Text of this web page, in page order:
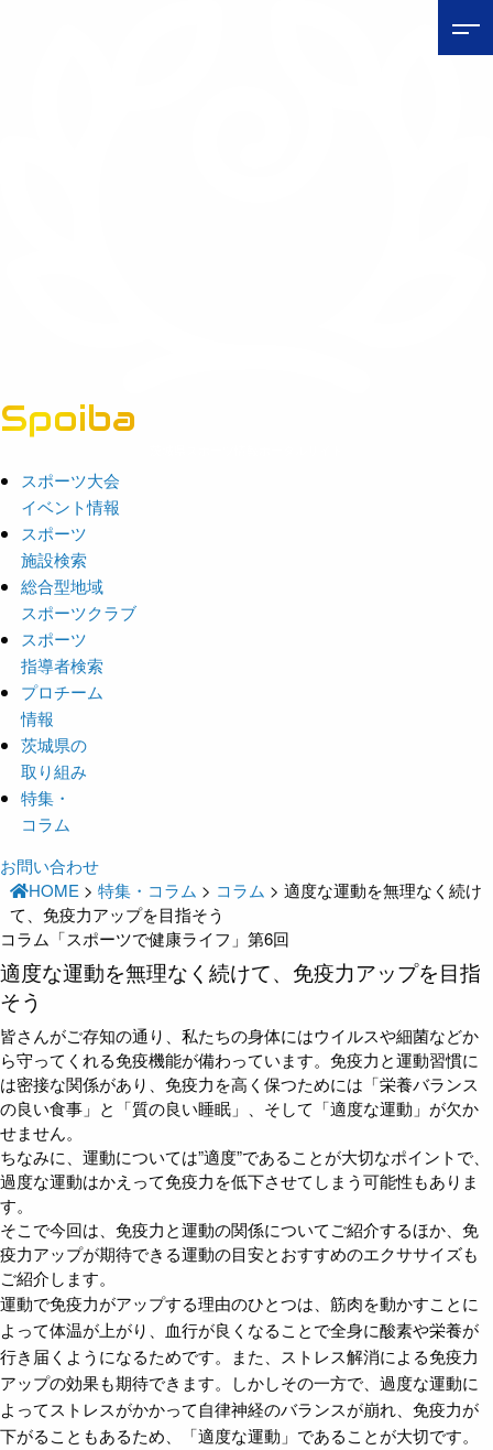
Spoiba
スポーツ大会
イベント情報
スポーツ
施設検索
総合型地域
スポーツクラブ
スポーツ
指導者検索
プロチーム
情報
茨城県の
取り組み
特集・
コラム
お問い合わせ
HOME >特集・コラム > コラム >適度な運動を無理なく続け
て、免疫力アップを目指そう
コラム「スポーツで健康ライフ」第6回
適度な運動を無理なく続けて、免疫力アップを目指
そう
皆さんがご存知の通り、私たちの身体にはウイルスや細菌などか
ら守ってくれる免疫機能が備わっています。免疫力と運動習慣に
は密接な関係があり、免疫力を高く保つためには「栄養バランス
の良い食事」と「質の良い睡眠」、そして「適度な運動」が欠か
せません。
ちなみに、運動については”適度”であることが大切なポイントで、
過度な運動はかえって免疫力を低下させてしまう可能性もありま
す。
そこで今回は、免疫力と運動の関係についてご紹介するほか、免
疫力アップが期待できる運動の目安とおすすめのエクササイズも
ご紹介します。
運動で免疫力がアップする理由のひとつは、筋肉を動かすことに
よって体温が上がり、血行が良くなることで全身に酸素や栄養が
行き届くようになるためです。また、ストレス解消による免疫力
アップの効果も期待できます。しかしその一方で、過度な運動に
よってストレスがかかって自律神経のバランスが崩れ、免疫力が
下がることもあるため、「適度な運動」であることが大切です。